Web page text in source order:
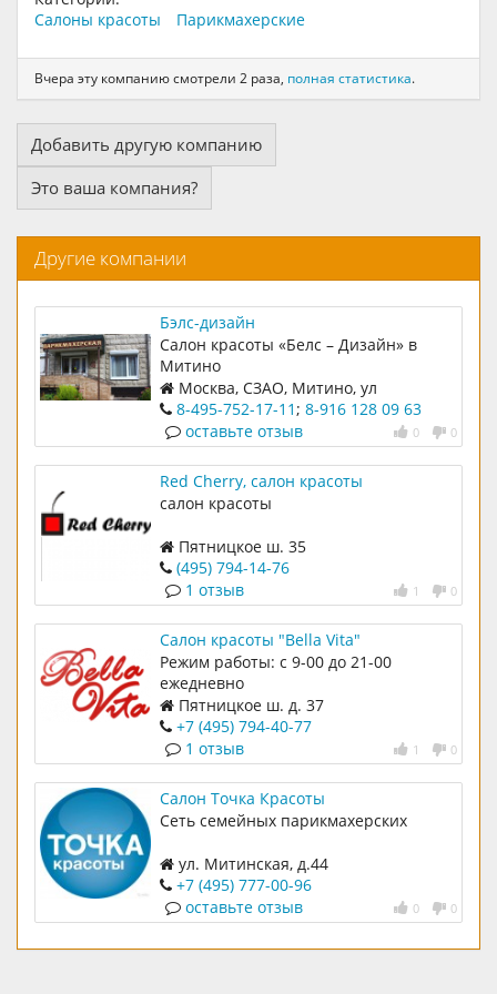
Салоны красоты
Парикмахерские
Вчера эту компанию смотрели 2 раза, полная статистика.
Добавить другую компанию
Это ваша компания?
Другие компании
Бэлс-дизайн
Салон красоты «Белс – Дизайн» в
Митино
Москва, СЗАО, Митино, ул
Барышиха, д 22, корп 1
8-495-752-17-11; 8-916 128 09 63
0 0
оставьте отзыв
Red Cherry, салон красоты
салон красоты
Пятницкое ш. 35
(495) 794-14-76
1 0
1 отзыв
Салон красоты "Bella Vita"
Режим работы: с 9-00 до 21-00
ежедневно
Пятницкое ш. д. 37
+7 (495) 794-40-77
1 0
1 отзыв
Салон Точка Красоты
Сеть семейных парикмахерских
ул. Митинская, д.44
+7 (495) 777-00-96
0 0
оставьте отзыв